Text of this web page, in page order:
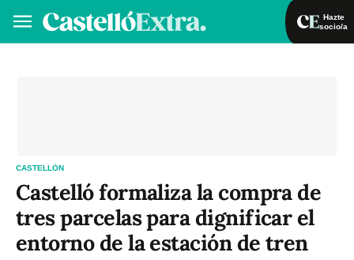
Hazte
socio/a
CASTELLÓN
Castelló formaliza la compra de
tres parcelas para dignificar el
entorno de la estación de tren